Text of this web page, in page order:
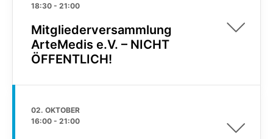
18:30 - 21:00
Mitgliederversammlung
ArteMedis e.V. – NICHT
ÖFFENTLICH!
02. OKTOBER
16:00 - 21:00